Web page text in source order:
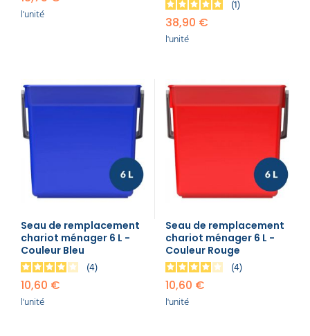
l'unité
1
38,90 €
l'unité
Seau de remplacement
chariot ménager 6 L -
Couleur Bleu
4
10,60 €
l'unité
Seau de remplacement
chariot ménager 6 L -
Couleur Rouge
4
10,60 €
l'unité